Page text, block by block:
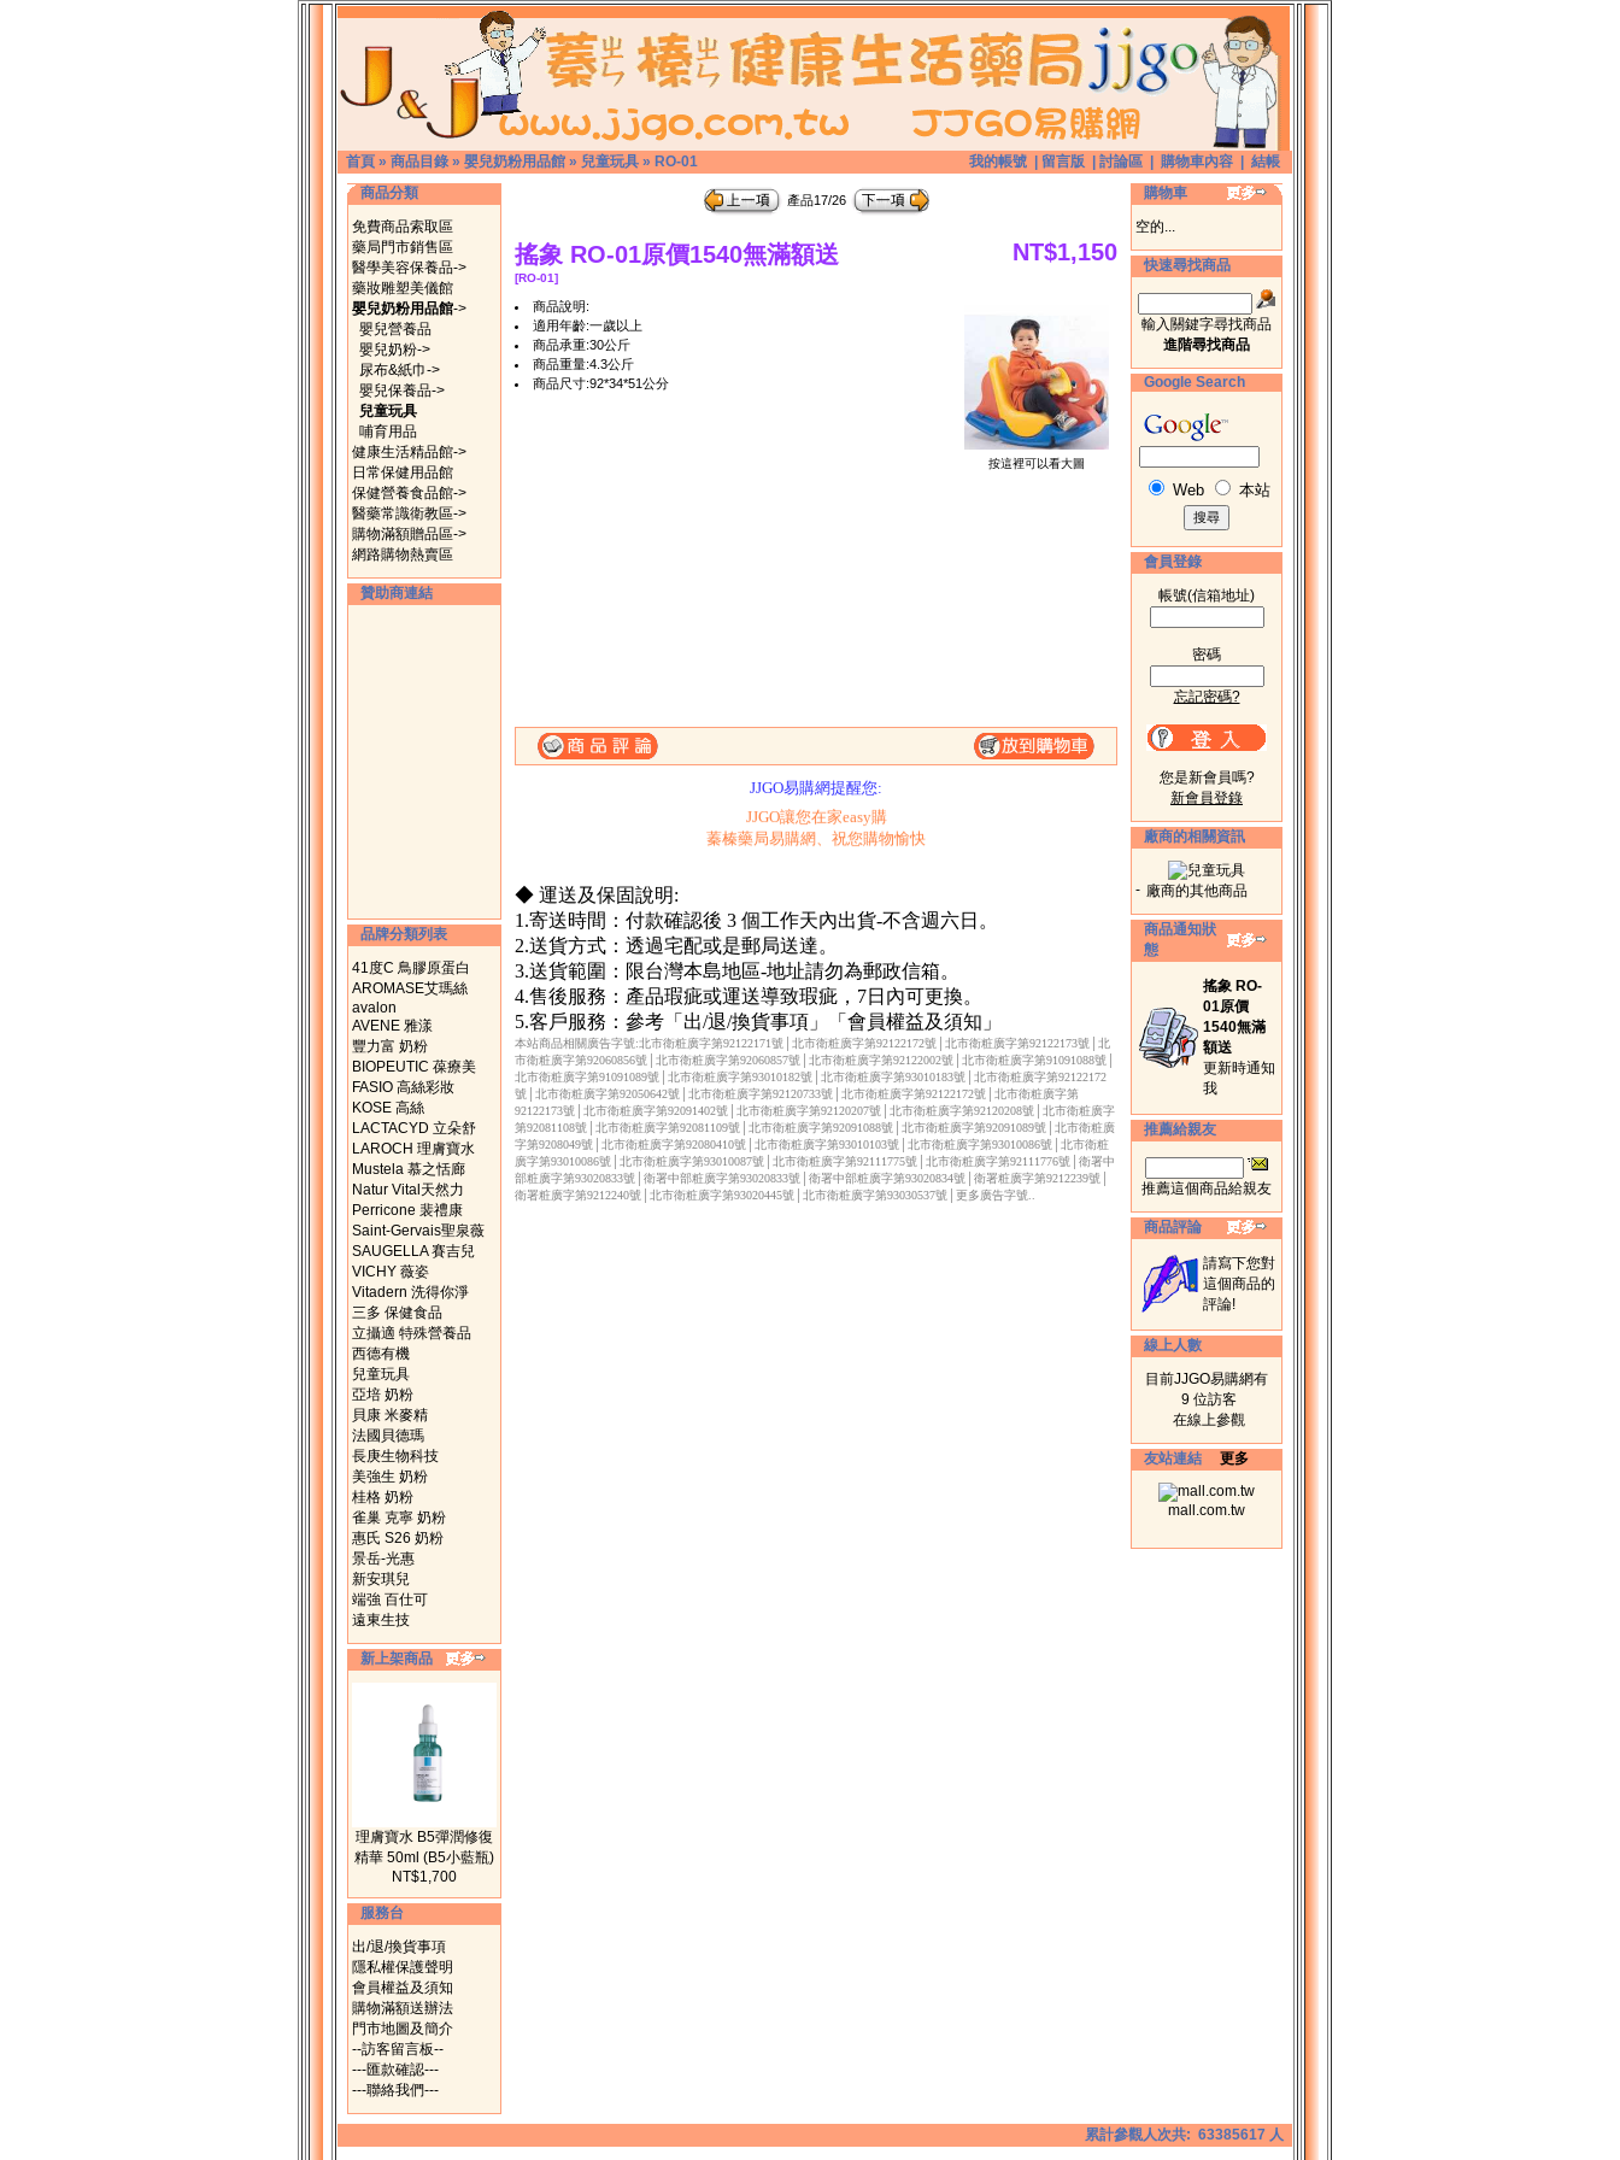
首頁 » 商品目錄 » 嬰兒奶粉用品館 » 兒童玩具 » RO-01 我的帳號 留言版 討論區 購物車內容
結帳
商品分類
免費商品索取區
藥局門市銷售區
醫學美容保養品->
藥妝雕塑美儀館
嬰兒奶粉用品館->
嬰兒營養品
嬰兒奶粉->
尿布&紙巾->
嬰兒保養品->
兒童玩具
哺育用品
健康生活精品館->
日常保健用品館
保健營養食品館->
醫藥常識衛教區->
購物滿額贈品區->
網路購物熱賣區
贊助商連結
品牌分類列表
41度C 鳥膠原蛋白
AROMASE艾瑪絲
avalon
AVENE 雅漾
豐力富 奶粉
BIOPEUTIC 葆療美
FASIO 高絲彩妝
KOSE 高絲
LACTACYD 立朵舒
LAROCH 理膚寶水
Mustela 慕之恬廊
Natur Vital天然力
Perricone 裴禮康
Saint-Gervais聖泉薇
SAUGELLA 賽吉兒
VICHY 薇姿
Vitadern 洗得你淨
三多 保健食品
立攝適 特殊營養品
西德有機
兒童玩具
亞培 奶粉
貝康 米麥精
法國貝德瑪
長庚生物科技
美強生 奶粉
桂格 奶粉
雀巢 克寧 奶粉
惠氏 S26 奶粉
景岳-光惠
新安琪兒
端強 百仕可
遠東生技
新上架商品
理膚寶水 B5彈潤修復
精華 50ml (B5小藍瓶)
NT$1,700
服務台
出/退/換貨事項
隱私權保護聲明
會員權益及須知
購物滿額送辦法
門市地圖及簡介
--訪客留言板--
---匯款確認---
---聯絡我們---
產品17/26
搖象 RO-01原價1540無滿額送
[RO-01]
NT$1,150
按這裡可以看大圖
商品說明:
適用年齡:一歲以上
商品承重:30公斤
商品重量:4.3公斤
商品尺寸:92*34*51公分
JJGO易購網提醒您:
一、購滿1500元，免費送到府-未滿1500元運費150元。
二、購物滿2000元起送超質贈品-請參考滿額送辦法。
JJGO讓您在家easy購
蓁榛藥局易購網、祝您購物愉快
◆ 運送及保固說明:
1.寄送時間：付款確認後 3 個工作天內出貨-不含週六日。
2.送貨方式：透過宅配或是郵局送達。
3.送貨範圍：限台灣本島地區-地址請勿為郵政信箱。
4.售後服務：產品瑕疵或運送導致瑕疵，7日內可更換。
5.客戶服務：參考「出/退/換貨事項」「會員權益及須知」
本站商品相關廣告字號:北市衛粧廣字第92122171號│北市衛粧廣字第92122172號│北市衛粧廣字第92122173號│北
市衛粧廣字第92060856號│北市衛粧廣字第92060857號│北市衛粧廣字第92122002號│北市衛粧廣字第91091088號│
北市衛粧廣字第91091089號│北市衛粧廣字第93010182號│北市衛粧廣字第93010183號│北市衛粧廣字第92122172
號│北市衛粧廣字第92050642號│北市衛粧廣字第92120733號│北市衛粧廣字第92122172號│北市衛粧廣字第
92122173號│北市衛粧廣字第92091402號│北市衛粧廣字第92120207號│北市衛粧廣字第92120208號│北市衛粧廣字
第92081108號│北市衛粧廣字第92081109號│北市衛粧廣字第92091088號│北市衛粧廣字第92091089號│北市衛粧廣
字第9208049號│北市衛粧廣字第92080410號│北市衛粧廣字第93010103號│北市衛粧廣字第93010086號│北市衛粧
廣字第93010086號│北市衛粧廣字第93010087號│北市衛粧廣字第92111775號│北市衛粧廣字第92111776號│衛署中
部粧廣字第93020833號│衛署中部粧廣字第93020833號│衛署中部粧廣字第93020834號│衛署粧廣字第9212239號│
衛署粧廣字第9212240號│北市衛粧廣字第93020445號│北市衛粧廣字第93030537號│更多廣告字號..
購物車
空的...
快速尋找商品
輸入關鍵字尋找商品
進階尋找商品
Google Search
Web 本站
會員登錄
帳號(信箱地址)
密碼
忘記密碼?
您是新會員嗎?
新會員登錄
廠商的相關資訊
- 廠商的其他商品
商品通知狀
態
搖象 RO-
01原價
1540無滿
額送
更新時通知
我
推薦給親友
推薦這個商品給親友
商品評論
請寫下您對
這個商品的
評論!
線上人數
目前JJGO易購網有
9 位訪客
在線上參觀
友站連結 更多
mall.com.tw
累計參觀人次共: 63385617 人